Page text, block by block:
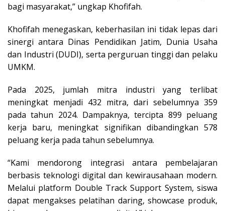
bagi masyarakat,” ungkap Khofifah.
Khofifah menegaskan, keberhasilan ini tidak lepas dari
sinergi antara Dinas Pendidikan Jatim, Dunia Usaha
dan Industri (DUDI), serta perguruan tinggi dan pelaku
UMKM.
Pada 2025, jumlah mitra industri yang terlibat
meningkat menjadi 432 mitra, dari sebelumnya 359
pada tahun 2024. Dampaknya, tercipta 899 peluang
kerja baru, meningkat signifikan dibandingkan 578
peluang kerja pada tahun sebelumnya.
“Kami mendorong integrasi antara pembelajaran
berbasis teknologi digital dan kewirausahaan modern.
Melalui platform Double Track Support System, siswa
dapat mengakses pelatihan daring, showcase produk,